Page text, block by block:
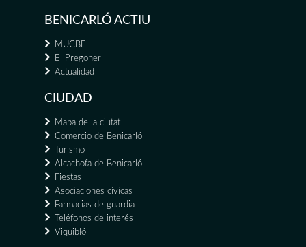
BENICARLÓ ACTIU
MUCBE
El Pregoner
Actualidad
CIUDAD
Mapa de la ciutat
Comercio de Benicarló
Turismo
Alcachofa de Benicarló
Fiestas
Asociaciones cívicas
Farmacias de guardia
Teléfonos de interés
Viquibló